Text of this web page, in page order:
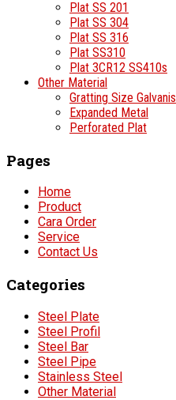
Plat SS 201
Plat SS 304
Plat SS 316
Plat SS310
Plat 3CR12 SS410s
Other Material
Gratting Size Galvanis
Expanded Metal
Perforated Plat
Pages
Home
Product
Cara Order
Service
Contact Us
Categories
Steel Plate
Steel Profil
Steel Bar
Steel Pipe
Stainless Steel
Other Material